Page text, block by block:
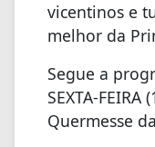
vicentinos e
melhor da
Segue a
SEXTA-FEIRA
Quermesse